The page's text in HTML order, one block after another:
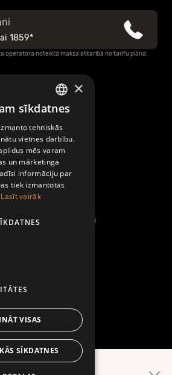
1859*
operatora noteiktā maksa atkarībā no tarifu plāna.
Par Mobilly
un līgumi
Kontakti
LATVIAN
ENGLISH
×
sīkdatnes
tehniskās
vietnes darbību.
mēs varam
un mārketinga
informāciju par
tiek izmantotas
Lasīt vairāk
VISAS
SĪKDATNES